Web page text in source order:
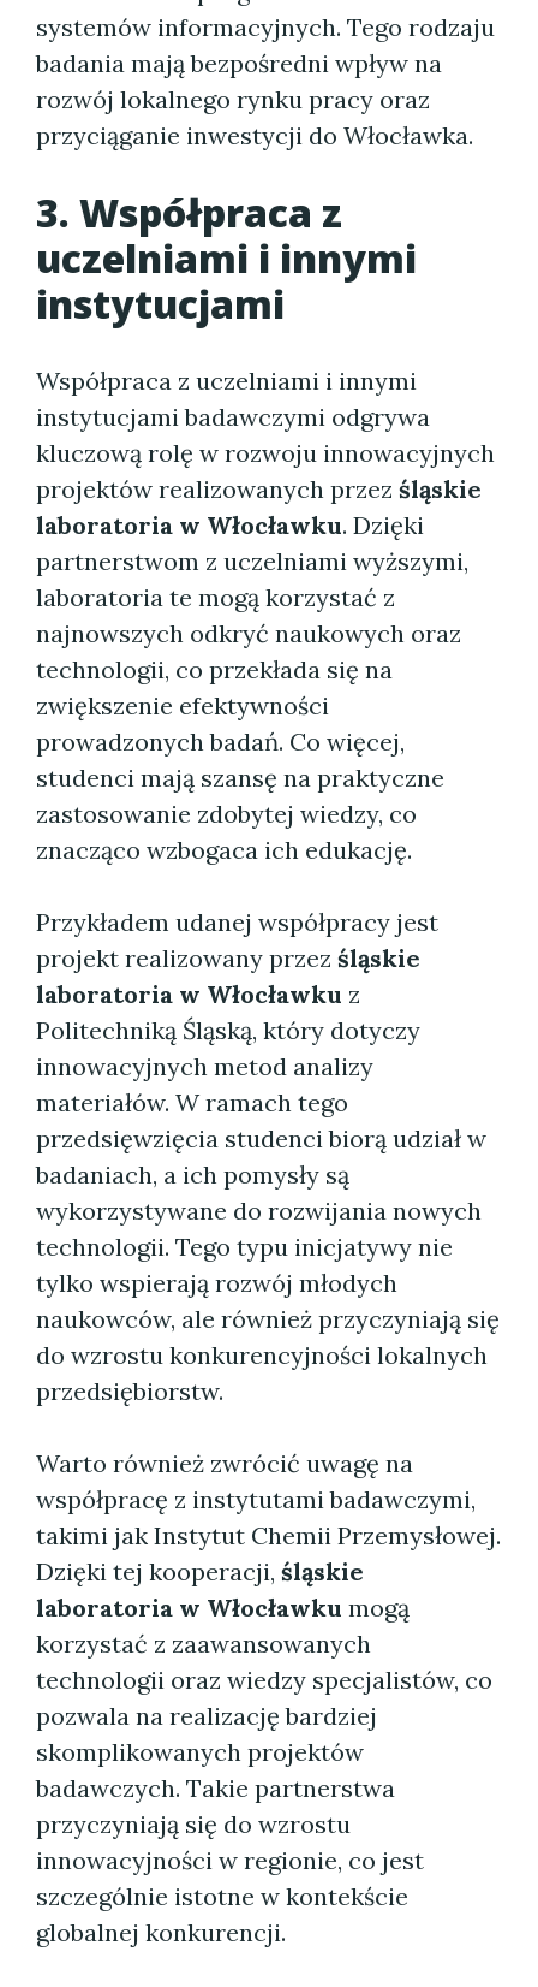
systemów informacyjnych. Tego rodzaju
badania mają bezpośredni wpływ na
rozwój lokalnego rynku pracy oraz
przyciąganie inwestycji do Włocławka.
3. Współpraca z
uczelniami i innymi
instytucjami
Współpraca z uczelniami i innymi
instytucjami badawczymi odgrywa
kluczową rolę w rozwoju innowacyjnych
projektów realizowanych przez śląskie
laboratoria w Włocławku. Dzięki
partnerstwom z uczelniami wyższymi,
laboratoria te mogą korzystać z
najnowszych odkryć naukowych oraz
technologii, co przekłada się na
zwiększenie efektywności
prowadzonych badań. Co więcej,
studenci mają szansę na praktyczne
zastosowanie zdobytej wiedzy, co
znacząco wzbogaca ich edukację.
Przykładem udanej współpracy jest
projekt realizowany przez śląskie
laboratoria w Włocławku z
Politechniką Śląską, który dotyczy
innowacyjnych metod analizy
materiałów. W ramach tego
przedsięwzięcia studenci biorą udział w
badaniach, a ich pomysły są
wykorzystywane do rozwijania nowych
technologii. Tego typu inicjatywy nie
tylko wspierają rozwój młodych
naukowców, ale również przyczyniają się
do wzrostu konkurencyjności lokalnych
przedsiębiorstw.
Warto również zwrócić uwagę na
współpracę z instytutami badawczymi,
takimi jak Instytut Chemii Przemysłowej.
Dzięki tej kooperacji, śląskie
laboratoria w Włocławku mogą
korzystać z zaawansowanych
technologii oraz wiedzy specjalistów, co
pozwala na realizację bardziej
skomplikowanych projektów
badawczych. Takie partnerstwa
przyczyniają się do wzrostu
innowacyjności w regionie, co jest
szczególnie istotne w kontekście
globalnej konkurencji.